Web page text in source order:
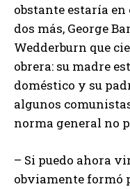
obstante estaría en
dos más, George
Wedderburn que
obrera: su madre
doméstico y su
algunos
norma general no
– Si puedo ahora
obviamente formó